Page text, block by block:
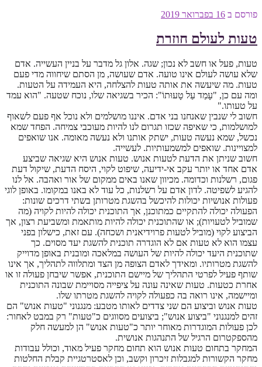
פורסם ב 16 בפברואר 2019
טעות לעולם חוזרת
טעות, פעל או חשב לא נכון; שגה. אלון גל מדבר על בניין העשייה. אדם
שלא עושה לעולם אינו טועה. אדם שעושה, מן הסתם שיחווה מדי פעם
טעות. מה שיעשה את אותה טעות להצלחה, היא העמידה על הטעות.
ומה עם כן, "עָמַד עַל טָעוּתוֹ": הכיר בשגיאה שלו, נוכח שטעה. "הוא עמד
על טעותו."
חשוב לי שנבין שאנחנו בני אדם. איננו מושלמים ולא נוכל אף פעם לשאוף
למושלמות, כי שאיפה שכזו תגרום לנו להיות מעוכבי צמיחה. הפחד שמא
נכשל, שמא נעשה טעות, ישתק אותנו ולא נעשה מאומה. אנו שואפים
למצויינות. שואפים למשמעותיות. לעשייה.
חשוב שניתן את הדעת לטעות אנוש. טעות אנוש היא שגיאה שביצע
אדם אחד או יותר עקב אי-ידיעה, שיפוט לקוי, היסח הדעת, שיקול דעת
פגום, רשלנות וכדומה. מכיוון שאנו באים ממקום של אור ואהבה. אל לנו
להגיע לשפיטה. לדון אדם על רשלנות, כל עוד לא באנו במקומו. באופן לוגי
פעולות אנושיות יכולות להיכשל בהשגת מטרותן בשתי דרכים שונות:
הפעולה יכולה להתקיים כמתוכנן, אך התוכנית יכולה להיות לקויה (מה
שמוביל לטעויות); או שהתוכנית יכולה להיות מותאמת ומשביעת רצון, אך
הביצוע לקוי (מוביל לטעות פרוידיאנית ושכחה). עם זאת, כישלון בפני
עצמו הוא לא טעות אם לא הוגדרה תוכנית להשגת יעד מסוים. כך
שתוכנית היעד יכולה להיות של העושה במלאכה ומובנית באופן מדוייק
להשגת מטרותיו. ומאידך לאדם הצופה מן הצד ומתלווה לתהליך, אך אינו
שותף פעיל לפרטי התהליך של מיישם התוכנית, אפשר שיבחן פעולה זו או
אחרת כטעות. טעות שאינה עונה על ציפייה מסויימת שבונה התוכנית
ומיישמה, אינו רואה בה כפעולה לקויה להשגת מטרתו שלו.
טעות אנוש וביצוע הם שני צדדים לאותו מטבע: מנגנוני "טעות אנוש" הם
זהים למנגנוני "ביצוע אנוש"; ביצועים מסווגים כ"טעות" רק במבט לאחור:
לכן פעולות המוגדרות מאוחר יותר כ"טעות אנוש" הן למעשה חלק
מהספקטרום הרגיל של התנהגות אנושית.
המחקר בתחום טעות אנוש הוא תחום מחקר פעיל מאוד, וכולל עבודות
מחקר הקשורות למגבלות זיכרון וקשב, וכן לאסטרטגיית קבלת החלטות